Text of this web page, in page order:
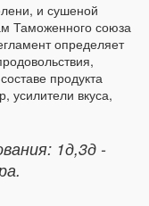
и сушеной
Таможенного союза
определяет
продукта
усилители вкуса,
1д,3д -